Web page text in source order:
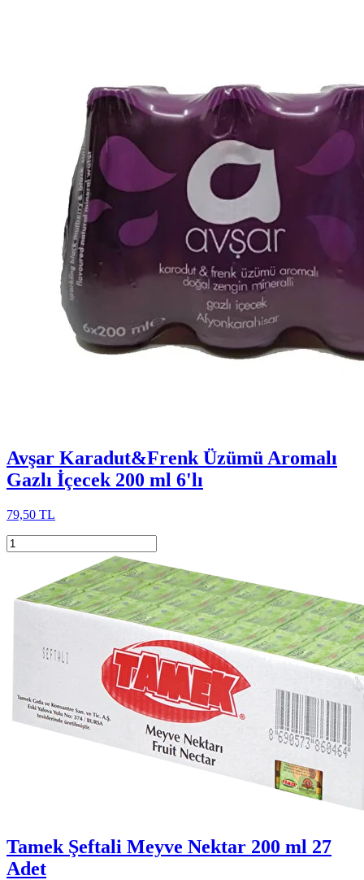
Avşar Karadut&Frenk Üzümü Aromalı
Gazlı İçecek 200 ml 6'lı
79,50 TL
Tamek Şeftali Meyve Nektar 200 ml 27
Adet